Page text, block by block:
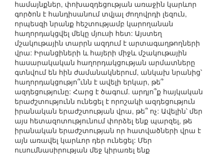
համայնքներ, փոխազդեցության առաջին կարևոր
գործոն է հանդիսանում տվյալ ժողովրդի լեզուն,
որպեսզի նրանք հեշտությամբ կարողանան
հաղորդակցվել մեկը մյուսի հետ: Այստեղ
մշակութային տարրն ազդում է արտագաղթողների
վրա: Իրանցիների և հայերի միջև մշակութային
հասարակական հաղորդակցության արմատները
գտնվում են հին ժամանակներում, անկախ նրանից՝
հաղորդակցությո՞ւնն է ավելի երկար, թե՞
ազդեցությունը: Հարց է ծագում. արդյո՞ք հայկական
երաժշտությունն ունեցել է որոշակի ազդեցություն
իրանական երաժշտության վրա, թե՞ ոչ: Ավելին՝ մեր
այս հետազոտությունում փորձել ենք պարզել, թե
իրանական երաժշտության որ հատվածների վրա է
այն առավել կարևոր դեր ունեցել: Մեր
ուսումնասիրության մեջ կիրառել ենք